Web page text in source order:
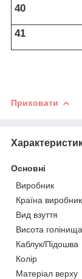
40
41
Приховати
Основні
Виробник
Країна виробник
Вид взуття
Висота
Каблук/Підошва
Колір
Матеріал верху